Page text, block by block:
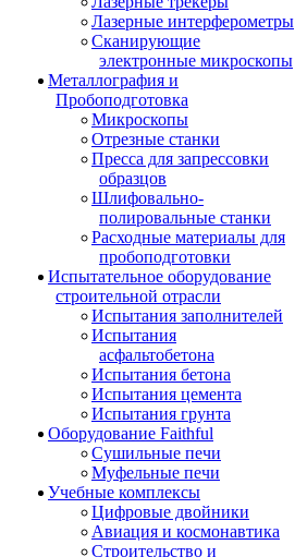
Лазерные интерферометры
Сканирующие
электронные микроскопы
Металлография и
Пробоподготовка
Микроскопы
Отрезные станки
Пресса для запрессовки
образцов
Шлифовально-
полировальные станки
Расходные материалы для
пробоподготовки
Испытательное оборудование
строительной отрасли
Испытания заполнителей
Испытания
асфальтобетона
Испытания бетона
Испытания цемента
Испытания грунта
Оборудование Faithful
Сушильные печи
Муфельные печи
Учебные комплексы
Цифровые двойники
Авиация и космонавтика
Строительство и